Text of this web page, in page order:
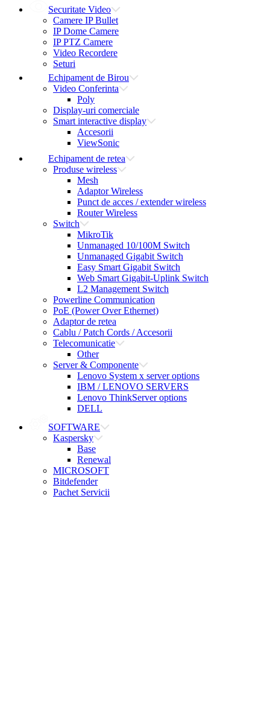
Securitate Video
Camere IP Bullet
IP Dome Camere
IP PTZ Camere
Video Recordere
Seturi
Echipament de Birou
Video Conferinta
Poly
Display-uri comerciale
Smart interactive display
Accesorii
ViewSonic
Echipament de retea
Produse wireless
Mesh
Adaptor Wireless
Punct de acces / extender wireless
Router Wireless
Switch
MikroTik
Unmanaged 10/100M Switch
Unmanaged Gigabit Switch
Easy Smart Gigabit Switch
Web Smart Gigabit-Uplink Switch
L2 Management Switch
Powerline Communication
PoE (Power Over Ethernet)
Adaptor de retea
Cablu / Patch Cords / Accesorii
Telecomunicatie
Other
Server & Componente
Lenovo System x server options
IBM / LENOVO SERVERS
Lenovo ThinkServer options
DELL
SOFTWARE
Kaspersky
Base
Renewal
MICROSOFT
Bitdefender
Pachet Servicii